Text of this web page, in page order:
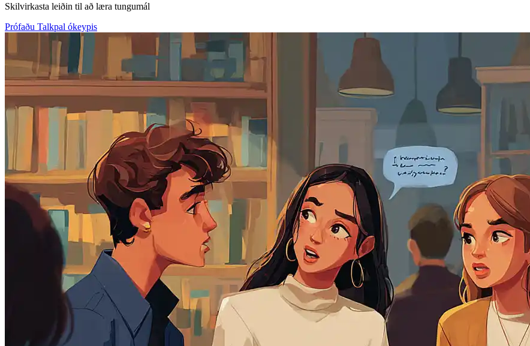
Skilvirkasta leiðin til að læra tungumál
Prófaðu Talkpal ókeypis